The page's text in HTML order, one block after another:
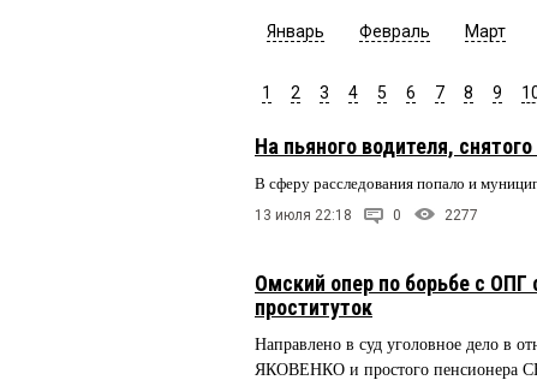
Январь Февраль Март
1 2 3 4 5 6 7 8 9
На пьяного водителя,
В сферу расследования попало и
13 июля 22:18 0 2277
Омский опер по борьбе с
проституток
Направлено в суд уголовное дело
ЯКОВЕНКО и простого